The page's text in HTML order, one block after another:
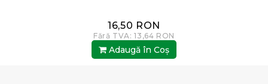
16,50 RON
Fără TVA: 13,64 RON
Adaugă în Coş